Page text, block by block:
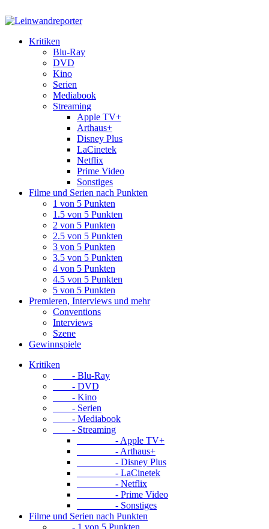
Kritiken
Blu-Ray
DVD
Kino
Serien
Mediabook
Streaming
Apple TV+
Arthaus+
Disney Plus
LaCinetek
Netflix
Prime Video
Sonstiges
Filme und Serien nach Punkten
1 von 5 Punkten
1.5 von 5 Punkten
2 von 5 Punkten
2.5 von 5 Punkten
3 von 5 Punkten
3.5 von 5 Punkten
4 von 5 Punkten
4.5 von 5 Punkten
5 von 5 Punkten
Premieren, Interviews und mehr
Conventions
Interviews
Szene
Gewinnspiele
Kritiken
- Blu-Ray
- DVD
- Kino
- Serien
- Mediabook
- Streaming
- Apple TV+
- Arthaus+
- Disney Plus
- LaCinetek
- Netflix
- Prime Video
- Sonstiges
Filme und Serien nach Punkten
- 1 von 5 Punkten